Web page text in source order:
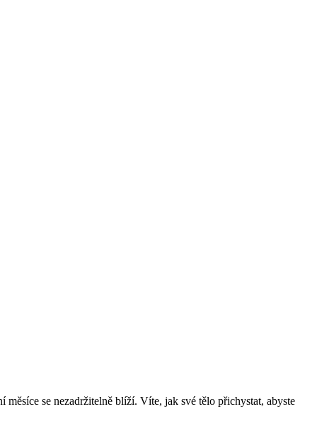
se nezadržitelně blíží. Víte, jak své tělo přichystat, abyste